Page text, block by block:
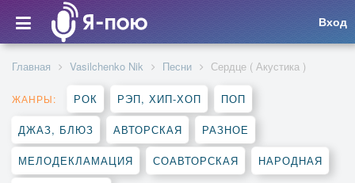
Вход
Главная Vasilchenko Nik Песни Сердце ( Акустика )
ЖАНРЫ: РОК РЭП, ХИП-ХОП ПОП
ДЖАЗ, БЛЮЗ АВТОРСКАЯ РАЗНОЕ
МЕЛОДЕКЛАМАЦИЯ СОАВТОРСКАЯ НАРОДНАЯ